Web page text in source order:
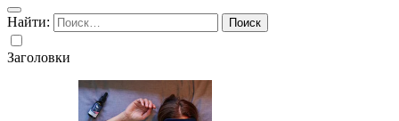
Найти:
Заголовки